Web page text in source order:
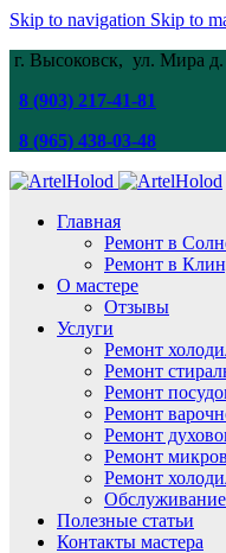
Skip to navigation Skip to
г. Высоковск, ул. Мира
8 (903) 217-41-81
8 (965) 438-03-48
Главная
Ремонт в
Ремонт в
О мастере
Отзывы
Услуги
Ремонт
Ремонт
Ремонт
Ремонт
Ремонт
Ремонт
Ремонт
Обслуживание
Полезные статьи
Контакты мастера